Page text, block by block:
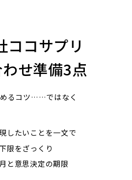
ココサプリ
せ準備3点
るコツ……ではなく
したいことを一文で
限をざっくり
と意思決定の期限